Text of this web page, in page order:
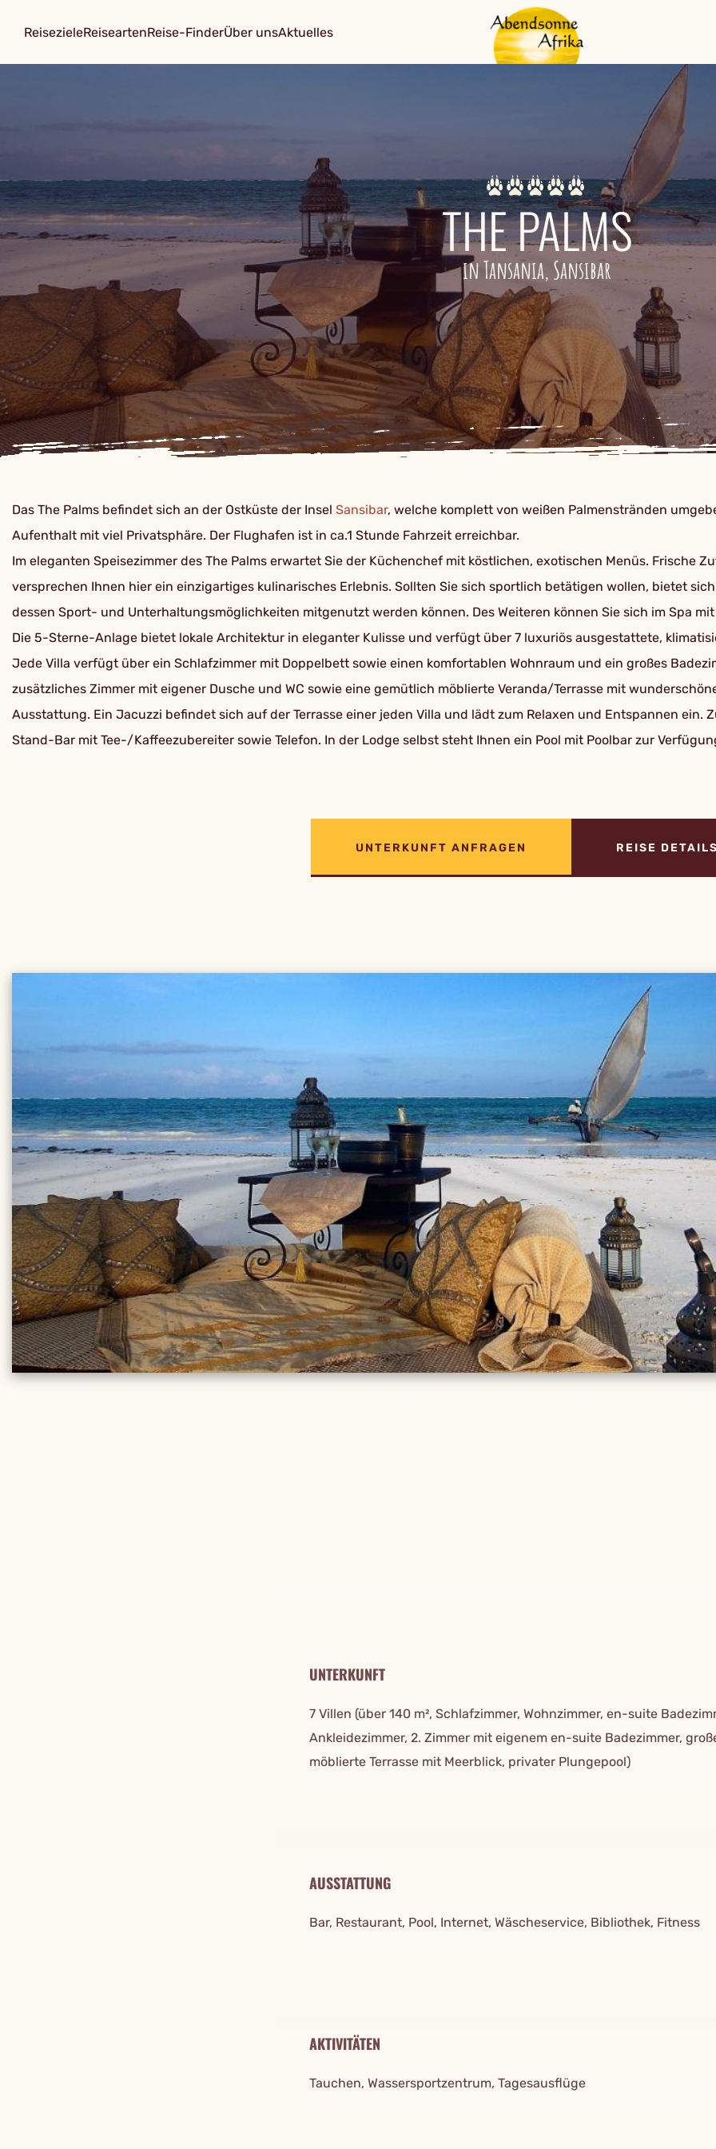
ReisezieleReiseartenReise-FinderÜber unsAktuelles
THE PALMS
in Tansania, Sansibar
Das The Palms befindet sich an der Ostküste der Insel Sansibar, welche komplett von weißen Palmenstränden
Aufenthalt mit viel Privatsphäre. Der Flughafen ist in ca.1 Stunde Fahrzeit erreichbar.
Im eleganten Speisezimmer des The Palms erwartet Sie der Küchenchef mit köstlichen, exotischen Menüs. Frische
versprechen Ihnen hier ein einzigartiges kulinarisches Erlebnis. Sollten Sie sich sportlich betätigen wollen, bietet
dessen Sport- und Unterhaltungsmöglichkeiten mitgenutzt werden können. Des Weiteren können Sie sich im Spa
Die 5-Sterne-Anlage bietet lokale Architektur in eleganter Kulisse und verfügt über 7 luxuriös ausgestattete,
Jede Villa verfügt über ein Schlafzimmer mit Doppelbett sowie einen komfortablen Wohnraum und ein großes
zusätzliches Zimmer mit eigener Dusche und WC sowie eine gemütlich möblierte Veranda/Terrasse mit
Ausstattung. Ein Jacuzzi befindet sich auf der Terrasse einer jeden Villa und lädt zum Relaxen und Entspannen ein.
Stand-Bar mit Tee-/Kaffeezubereiter sowie Telefon. In der Lodge selbst steht Ihnen ein Pool mit Poolbar zur
UNTERKUNFT ANFRAGEN REISE
UNTERKUNFT
7 Villen (über 140 m², Schlafzimmer, Wohnzimmer, en-suite
Ankleidezimmer, 2. Zimmer mit eigenem en-suite Badezimmer,
möblierte Terrasse mit Meerblick, privater Plungepool)
AUSSTATTUNG
Bar, Restaurant, Pool, Internet, Wäscheservice, Bibliothek, Fitness
AKTIVITÄTEN
Tauchen, Wassersportzentrum, Tagesausflüge